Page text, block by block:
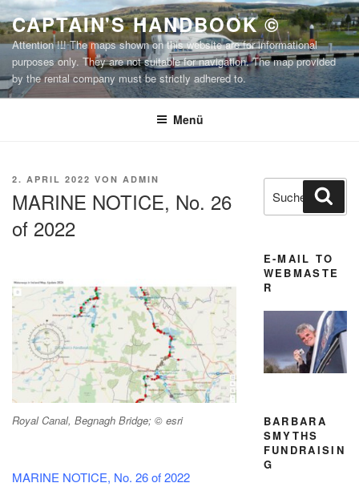
Zum
Inhalt
springen
CAPTAIN'S HANDBOOK ©
Attention !!! The maps shown on this website are for informational
purposes only. They are not suitable for navigation. The map provided
by the rental company must be strictly adhered to.
Menü
VERÖFFENTLICHT
2. APRIL 2022 VON ADMIN
MARINE NOTICE, No. 26
of 2022
Royal Canal, Begnagh Bridge; © esri
MARINE NOTICE, No. 26 of 2022
Suchen
nach:
E-MAIL TO
WEBMASTE
R
BARBARA
SMYTHS
FUNDRAISIN
G